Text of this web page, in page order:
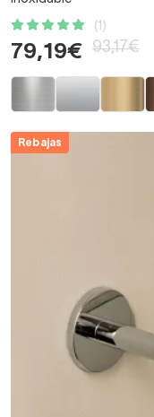
(1)
79,19€ 93,17€
Rebajas